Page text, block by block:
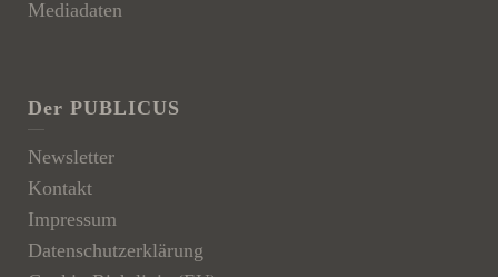
Mediadaten
Der PUBLICUS
Newsletter
Kontakt
Impressum
Datenschutzerklärung